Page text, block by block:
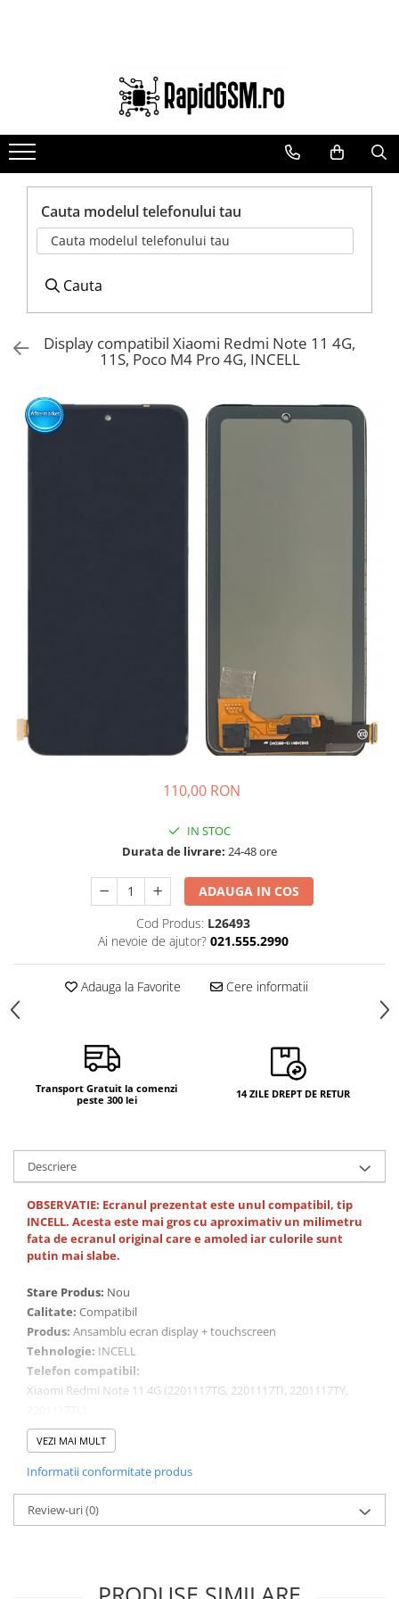
seria M
seria N(note)
seria Y
tableta
Casti
Folie protectie STICLA
Stocare
Suport auto
Benzi flex si butoane
Camere si subansamble
Carcase si capace
Suport SIM
Suruburi si adezivi
Touchscreen
Cauta modelul telefonului tau
Cauta modelul telefonului tau
Cauta
Display compatibil Xiaomi Redmi Note 11 4G,
11S, Poco M4 Pro 4G, INCELL
110,00 RON
IN STOC
Durata de livrare: 24-48 ore
ADAUGA IN COS
Cod Produs: L26493
Ai nevoie de ajutor? 021.555.2990
Adauga la Favorite Cere informatii
Transport Gratuit la comenzi
peste 300 lei
14 ZILE DREPT DE RETUR
Descriere
OBSERVATIE: Ecranul prezentat este unul compatibil, tip
INCELL. Acesta este mai gros cu aproximativ un milimetru
fata de ecranul original care e amoled iar culorile sunt
putin mai slabe.
Stare Produs: Nou
Calitate: Compatibil
Produs: Ansamblu ecran display + touchscreen
Tehnologie: INCELL
Telefon compatibil:
Xiaomi Redmi Note 11 4G (2201117TG, 2201117TI, 2201117TY,
Xiaomi Redmi Note 11S (2201117SG, 2201117SI, 2201117SY,
2201117SL)
Xiaomi Poco M4 Pro 4G (MZB0B5VIN, 2201117PI, 2201117PG)
ATENTIE – CONDITII DE MONTAJ
de protectie, sigiliile sau etichetele.
VEZI MAI MULT
Informatii conformitate produs
Review-uri(0)